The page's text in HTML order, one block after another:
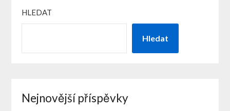
HLEDAT
Hledat
Nejnovější příspěvky